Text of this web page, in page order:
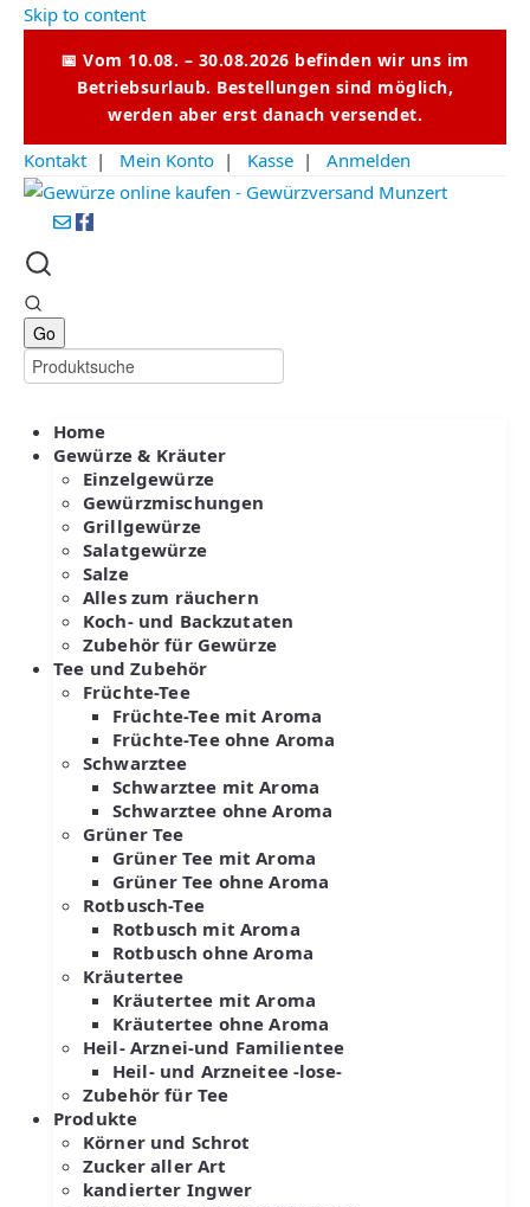
Skip to content
📅 Vom 10.08. – 30.08.2026 befinden wir uns im
Betriebsurlaub. Bestellungen sind möglich,
werden aber erst danach versendet.
Kontakt | Mein Konto | Kasse | Anmelden
Home
Gewürze & Kräuter
Einzelgewürze
Gewürzmischungen
Grillgewürze
Salatgewürze
Salze
Alles zum räuchern
Koch- und Backzutaten
Zubehör für Gewürze
Tee und Zubehör
Früchte-Tee
Früchte-Tee mit Aroma
Früchte-Tee ohne Aroma
Schwarztee
Schwarztee mit Aroma
Schwarztee ohne Aroma
Grüner Tee
Grüner Tee mit Aroma
Grüner Tee ohne Aroma
Rotbusch-Tee
Rotbusch mit Aroma
Rotbusch ohne Aroma
Kräutertee
Kräutertee mit Aroma
Kräutertee ohne Aroma
Heil- Arznei-und Familientee
Heil- und Arzneitee -lose-
Zubehör für Tee
Produkte
Körner und Schrot
Zucker aller Art
kandierter Ingwer